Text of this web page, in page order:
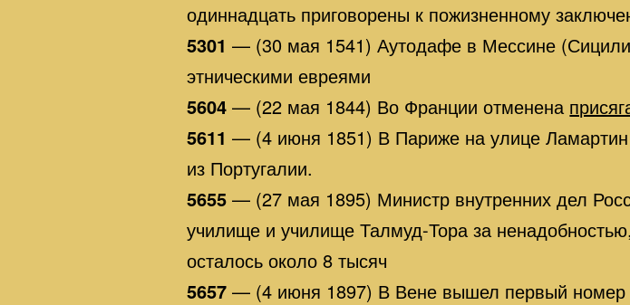
одиннадцать приговорены к пожизненному
5301 — (30 мая 1541) Аутодафе в Мессине
этническими евреями
5604 — (22 мая 1844) Во Франции отменена
5611 — (4 июня 1851) В Париже на улице Ламартин
из Португалии.
5655 — (27 мая 1895) Министр внутренних дел
училище и училище Талмуд-Тора за
осталось около 8 тысяч
5657— (4 июня 1897) В Вене вышел первый номер